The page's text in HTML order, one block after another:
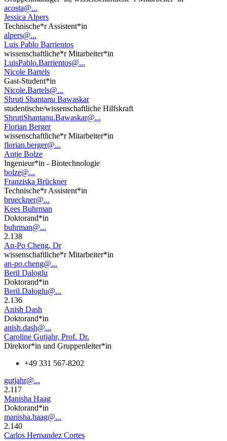
acosta@...
Jessica Alpers
Technische*r Assistent*in
alpers@...
Luis Pablo Barrientos
wissenschaftliche*r Mitarbeiter*in
LuisPablo.Barrientos@...
Nicole Bartels
Gast-Student*in
Nicole.Bartels@...
Shruti Shantanu Bawaskar
studentische/wissenschaftliche Hilfskraft
ShrutiShantanu.Bawaskar@...
Florian Berger
wissenschaftliche*r Mitarbeiter*in
florian.berger@...
Antje Bolze
Ingenieur*in - Biotechnologie
bolze@...
Franziska Brückner
Technische*r Assistent*in
brueckner@...
Kees Buhrman
Doktorand*in
buhrman@...
2.138
An-Po Cheng, Dr
wissenschaftliche*r Mitarbeiter*in
an-po.cheng@...
Beril Daloglu
Doktorand*in
Beril.Daloglu@...
2.136
Anish Dash
Doktorand*in
anish.dash@...
Caroline Gutjahr, Prof. Dr.
Direktor*in und Gruppenleiter*in
+49 331 567-8202
gutjahr@...
2.117
Manisha Haag
Doktorand*in
manisha.haag@...
2.140
Carlos Hernandez Cortes